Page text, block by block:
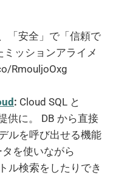
「安全」で「信頼で
ッションアライメ
RmouljoOxg
: Cloud SQL と
供に。 DB から直接
ルを呼び出せる機能
を使いながら
ル検索をしたりでき